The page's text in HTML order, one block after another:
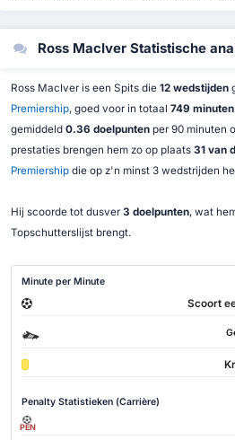
Ross MacIver Statistische
Ross MacIver is een Spits die 12 wedstijden
Premiership, goed voor in totaal 749 minuten
gemiddeld 0.36 doelpuntenper 90 minuten
prestaties brengen hem zo op plaats 31 van
Premiershipdie op z'n minst 3 wedstrijden
Hij scoorde tot dusver 3 doelpunten, wat
Topschutterslijst brengt.
Minute per Minute
Scoort
Penalty Statistieken (Carrière)
PEN